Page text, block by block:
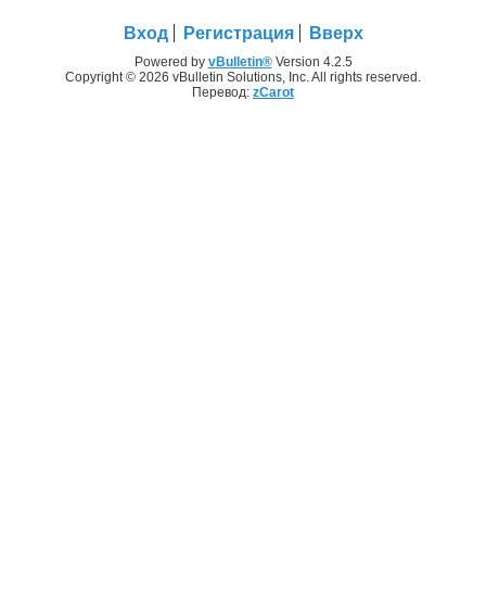
Вход Регистрация Вверх
Powered by vBulletin®Version 4.2.5
Copyright © 2026 vBulletin Solutions, Inc. All rights reserved.
Перевод: zCarot